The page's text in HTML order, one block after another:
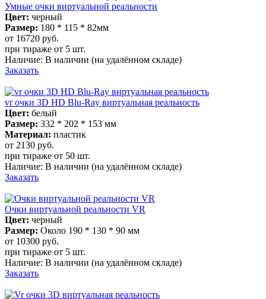
Умные очки виртуальной реальности
Цвет: черный
Размер: 180 * 115 * 82мм
от 16720 руб.
при тираже от 5 шт.
Наличие: В наличии (на удалённом складе)
Заказать
vr очки 3D HD Blu-Ray виртуальная реальность
Цвет: белый
Размер: 332 * 202 * 153 мм
Материал: пластик
от 2130 руб.
при тираже от 50 шт.
Наличие: В наличии (на удалённом складе)
Заказать
Очки виртуальной реальности VR
Цвет: черный
Размер: Около 190 * 130 * 90 мм
от 10300 руб.
при тираже от 5 шт.
Наличие: В наличии (на удалённом складе)
Заказать